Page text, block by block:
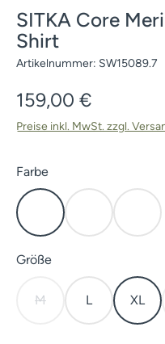
SITKA Core
Shirt
Artikelnummer: SW15089.7
Regulärer Preis:
159,00 €
Preise inkl. MwSt. zzgl.
Farbeauswählen
Elevated II Open Country
Größeauswählen
M
(Diese Option ist zurzeit
L XL